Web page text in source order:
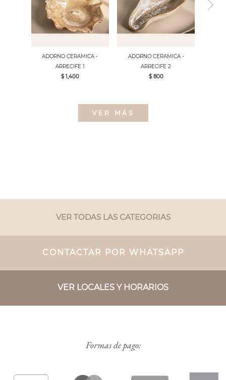
ADORNO CERAMICA -
ARRECIFE 1
$ 1,400
ADORNO CERAMICA -
ARRECIFE 2
$ 800
VER MÁS
VER TODAS LAS CATEGORIAS
CONTACTAR POR WHATSAPP
VER LOCALES Y HORARIOS
Formas de pago: